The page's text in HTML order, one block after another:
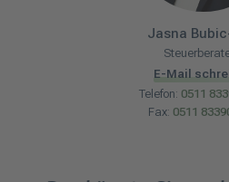
Jasna
E-Mail
Telefon: 0511
Fax: 0511